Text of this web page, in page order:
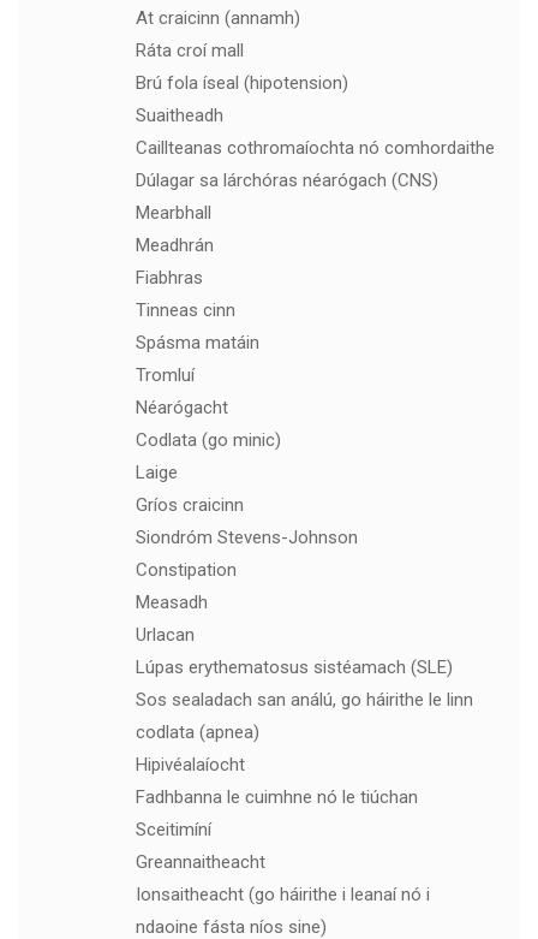
At craicinn (annamh)
Ráta croí mall
Brú fola íseal (hipotension)
Suaitheadh
Caillteanas cothromaíochta nó comhordaithe
Dúlagar sa lárchóras néarógach (CNS)
Mearbhall
Meadhrán
Fiabhras
Tinneas cinn
Spásma matáin
Tromluí
Néarógacht
Codlata (go minic)
Laige
Gríos craicinn
Siondróm Stevens-Johnson
Constipation
Measadh
Urlacan
Lúpas erythematosus sistéamach (SLE)
Sos sealadach san análú, go háirithe le linn
codlata (apnea)
Hipivéalaíocht
Fadhbanna le cuimhne nó le tiúchan
Sceitimíní
Greannaitheacht
Ionsaitheacht (go háirithe i leanaí nó i
ndaoine fásta níos sine)